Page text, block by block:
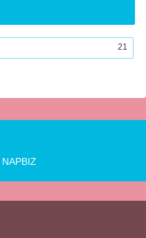
21
NAPBIZ